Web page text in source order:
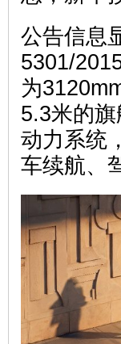
公告信息
5301/
为
5.3米的
动力系统
车续航、